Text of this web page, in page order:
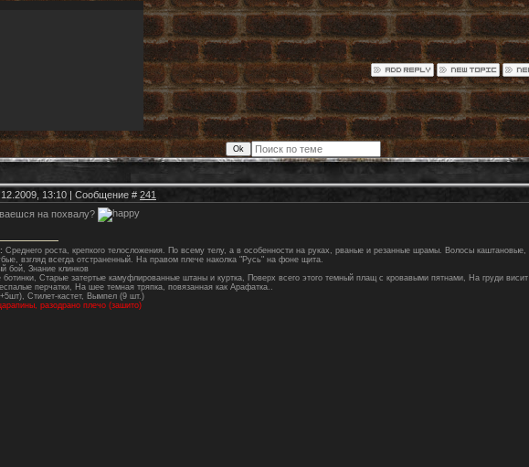
13:10 | Сообщение # 241
на похвалу?
Среднего роста, крепкого телосложения. По всему телу, а в особенности на руках, рваные и резанные шрамы. Волосы каштановые,
взгляд всегда отстраненный. На правом плече наколка "Русь" на фоне щита.
бой, Знание клинков
ботинки, Старые затертые камуфлированные штаны и куртка, Поверх всего этого темный плащ с кровавыми пятнами, На груди висит
перчатки, На шее темная тряпка, повязанная как Арафатка..
Стилет-кастет, Вымпел (9 шт.)
разодрано плечо (зашито)